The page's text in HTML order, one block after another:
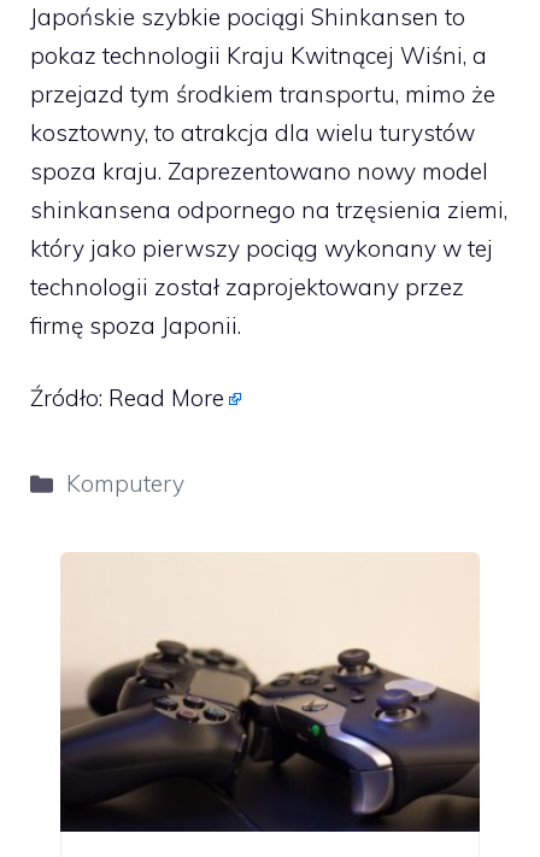
Japońskie szybkie pociągi Shinkansen to
pokaz technologii Kraju Kwitnącej Wiśni, a
przejazd tym środkiem transportu, mimo że
kosztowny, to atrakcja dla wielu turystów
spoza kraju. Zaprezentowano nowy model
shinkansena odpornego na trzęsienia ziemi,
który jako pierwszy pociąg wykonany w tej
technologii został zaprojektowany przez
firmę spoza Japonii.
Źródło: Read More
Kategorie
Komputery